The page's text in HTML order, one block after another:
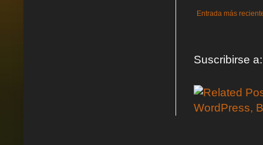
Entrada más
Suscribirse